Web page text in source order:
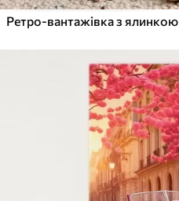
Ретро-вантажівка з ялинкою